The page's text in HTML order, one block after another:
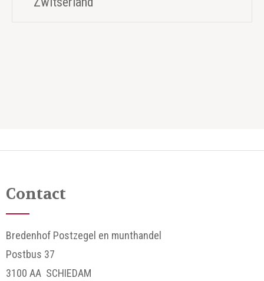
Contact
Bredenhof Postzegel en munthandel
Postbus 37
3100 AA SCHIEDAM